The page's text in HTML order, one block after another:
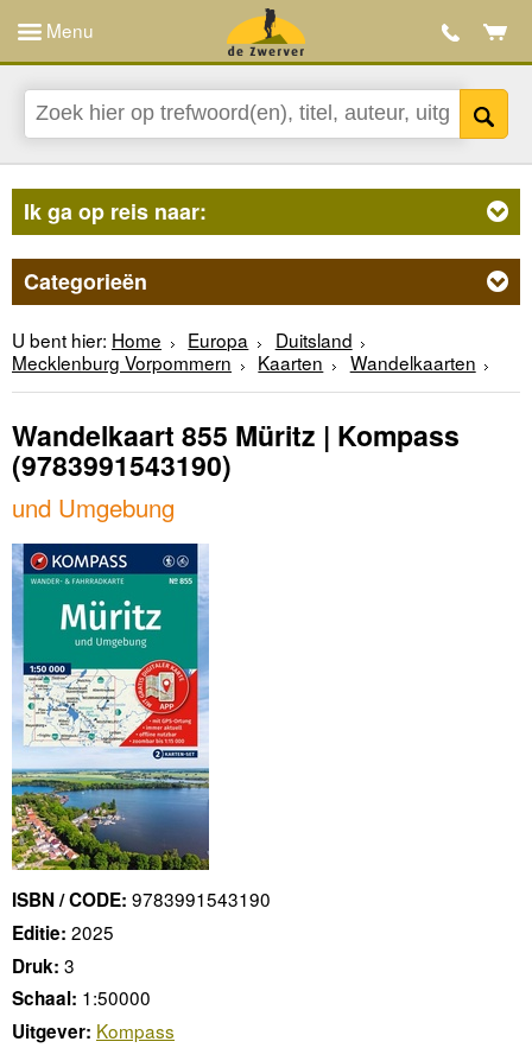
Menu
Ik ga op reis naar:
Categorieën
U bent hier: Home Europa
Duitsland
Mecklenburg Vorpommern
Kaarten Wandelkaarten
Wandelkaart 855 Müritz | Kompass
(9783991543190)
und Umgebung
ISBN / CODE: 9783991543190
Editie: 2025
Druk: 3
Schaal: 1:50000
Uitgever: Kompass